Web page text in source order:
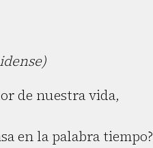
de nuestra vida,
en la palabra tiempo?